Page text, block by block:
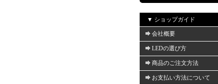
▼ ショップガイド
会社概要
LEDの選び方
商品のご注文方法
お支払い方法について